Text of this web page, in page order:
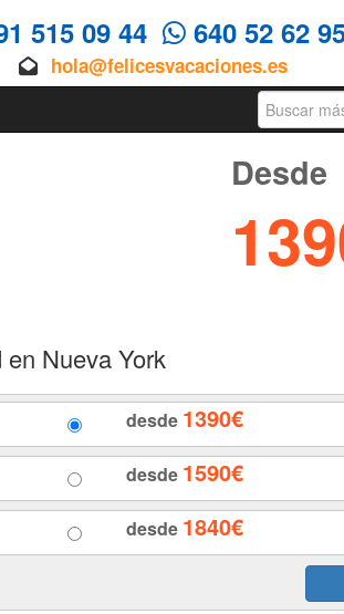
515 09 44 640 52 62
hola@felicesvacaciones.es
Busqueda
Desde
Nueva York
desde 1390€
desde 1590€
desde 1840€